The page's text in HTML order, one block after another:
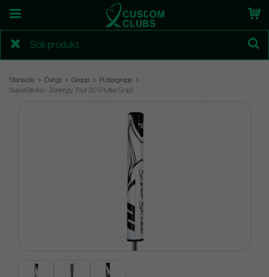
Startsida Övrigt Grepp
Puttergrepp
SuperStroke - Zenergy Tour 3.0 (Putter Grip)